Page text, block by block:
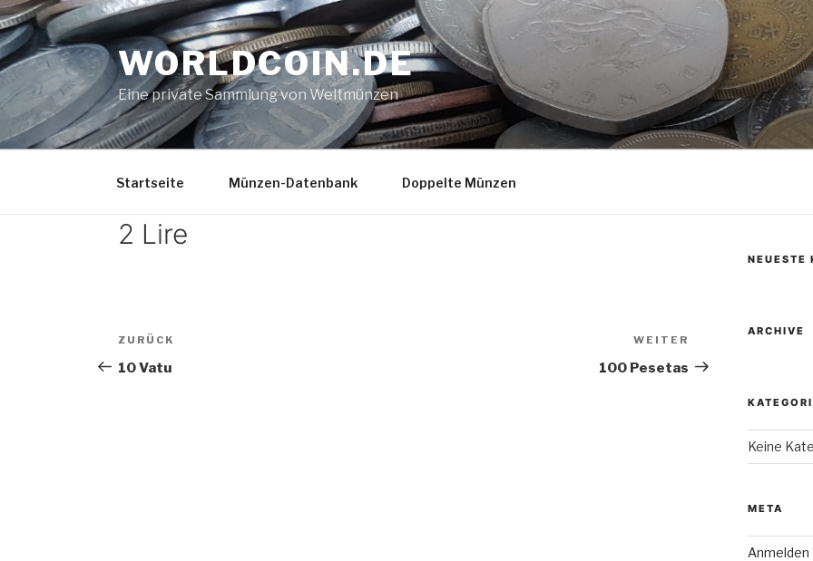
Zum
Inhalt
springen
WORLDCOIN.DE
Eine private Sammlung von Weltmünzen
Startseite Münzen-Datenbank Doppelte Münzen
2 Lire
Beitrags-
Navigation
Vorheriger
Beitrag
ZURÜCK
10 Vatu
Beitrag
WEITER
100 Pesetas
NEUESTE
ARCHIVE
Keine
META
Anmelden